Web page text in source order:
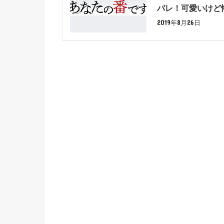
バレ！可愛いけど
2019年8月26日